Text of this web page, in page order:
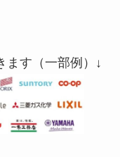
ます（一部例）↓